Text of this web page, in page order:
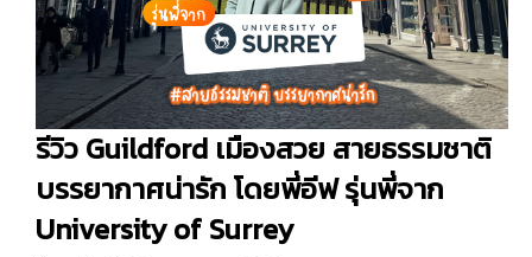
รีวิว Guildford เมืองสวย สายธรรมชาติ
บรรยากาศน่ารัก โดยพี่อีฟ รุ่นพี่จาก
University of Surrey